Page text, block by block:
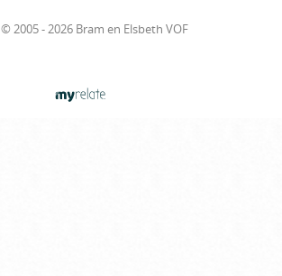
© 2005 - 2026 Bram en Elsbeth VOF